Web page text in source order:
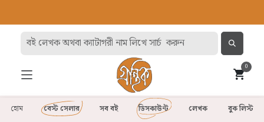
0
হোম বেস্ট সেলার সব বই লেখক
ডিসকাউন্ট বুক লিস্ট